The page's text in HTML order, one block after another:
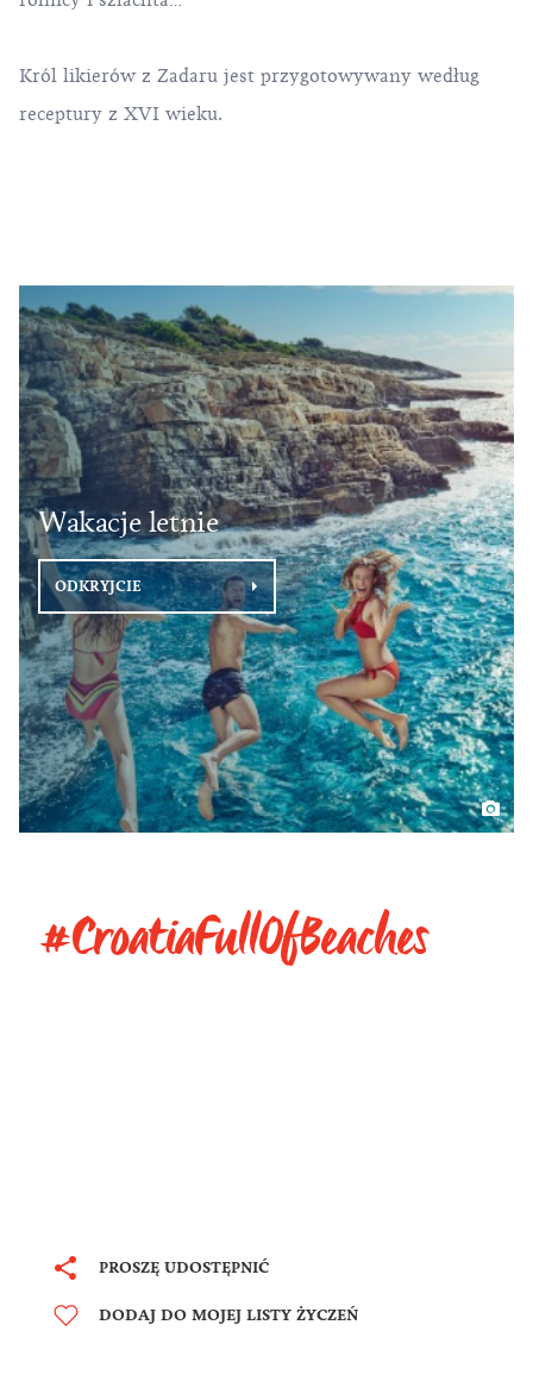
Król likierów z Zadaru jest przygotowywany według
receptury z XVI wieku.
Wakacje letnie
ODKRYJCIE
#CroatiaFullOfBeaches
PROSZĘ UDOSTĘPNIĆ
DODAJ DO MOJEJ LISTY ŻYCZEŃ